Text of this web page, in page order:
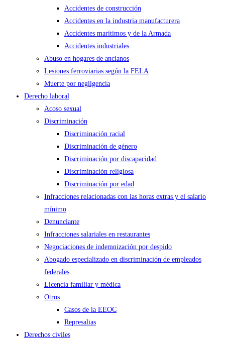
Accidentes de construcción
Accidentes en la industria manufacturera
Accidentes marítimos y de la Armada
Accidentes industriales
Abuso en hogares de ancianos
Lesiones ferroviarias según la FELA
Muerte por negligencia
Derecho laboral
Acoso sexual
Discriminación
Discriminación racial
Discriminación de género
Discriminación por discapacidad
Discriminación religiosa
Discriminación por edad
Infracciones relacionadas con las horas extras y el salario
mínimo
Denunciante
Infracciones salariales en restaurantes
Negociaciones de indemnización por despido
Abogado especializado en discriminación de empleados
federales
Licencia familiar y médica
Otros
Casos de la EEOC
Represalias
Derechos civiles